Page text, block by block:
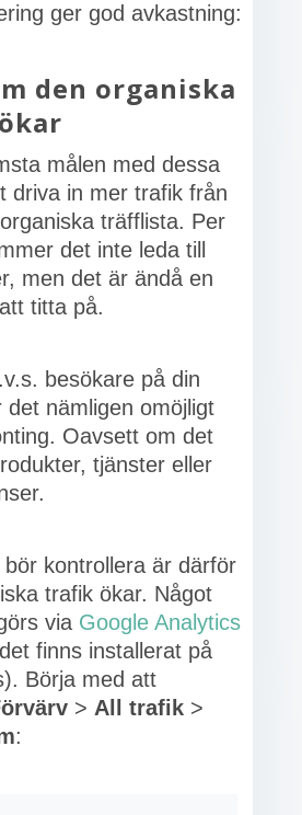
ger god avkastning:
den organiska
målen med dessa
driva in mer trafik från
träfflista. Per
det inte leda till
men det är ändå en
titta på.
besökare på din
det nämligen omöjligt
Oavsett om det
tjänster eller
kontrollera är därför
trafik ökar. Något
via Google Analytics
finns installerat på
Börja med att
> All trafik>
: